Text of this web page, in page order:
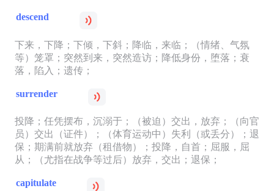
descend
下来，下降；下倾，下斜；降临，来临；（情绪、气氛
等）笼罩；突然到来，突然造访；降低身份，堕落；衰
落，陷入；遗传；
surrender
投降；任凭摆布，沉溺于；（被迫）交出，放弃；（向官
员）交出（证件）；（体育运动中）失利（或丢分）；退
保；期满前就放弃（租借物）；投降，自首；屈服，屈
从；（尤指在战争等过后）放弃，交出；退保；
capitulate